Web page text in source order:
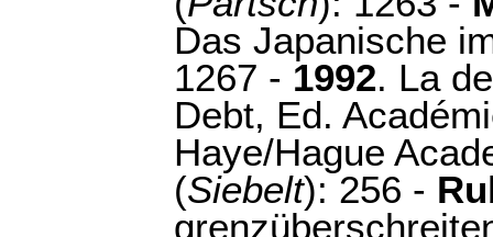
Das Japanische
1267 - 1992. La
Debt, Ed.
Haye/Hague
(Siebelt): 256 -